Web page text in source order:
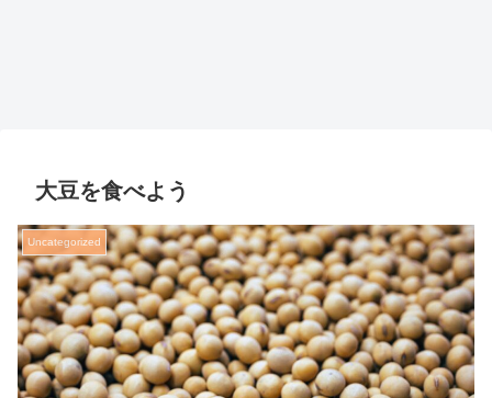
大豆を食べよう
Uncategorized